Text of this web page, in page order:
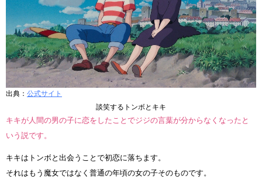
出典： 公式サイト
談笑するトンボとキキ
キキが人間の男の子に恋をしたことでジジの言葉が分からなくなったと
いう説です。
キキはトンボと出会うことで初恋に落ちます。
それはもう魔女ではなく普通の年頃の女の子そのものです。